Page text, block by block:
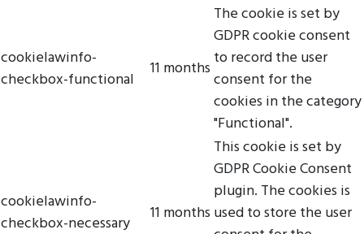
cookielawinfo-
checkbox-functional
11 months
The cookie is set by
GDPR cookie consent
to record the user
consent for the
cookies in the category
"Functional".
cookielawinfo-
checkbox-necessary
11 months
This cookie is set by
GDPR Cookie Consent
plugin. The cookies is
used to store the user